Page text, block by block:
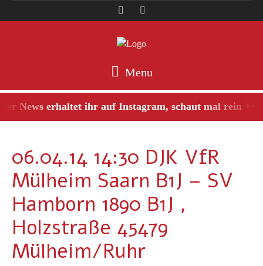
Menu
News erhaltet ihr auf Instagram, schaut mal rein +++
06.04.14 14:30 DJK VfR
Mülheim Saarn B1J – SV
Hamborn 1890 B1J ,
Holzstraße 45479
Mülheim/Ruhr